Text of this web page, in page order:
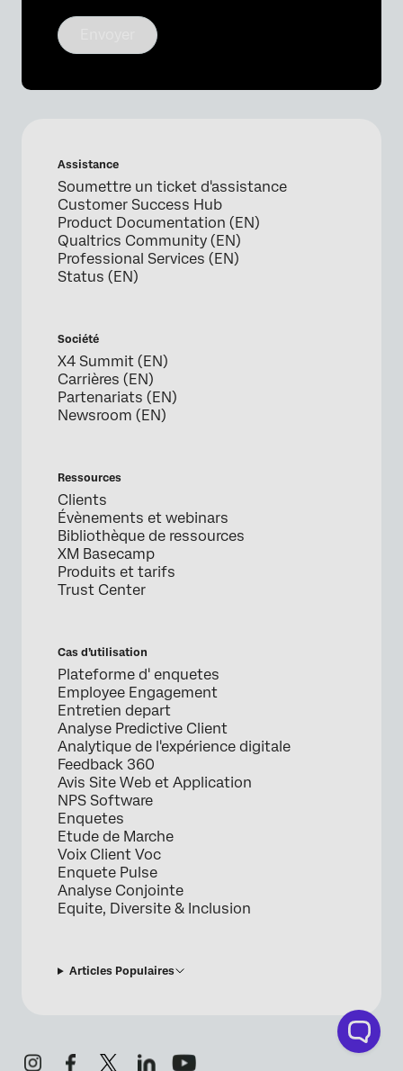
Assistance
Soumettre un ticket d'assistance
Customer Success Hub
Product Documentation (EN)
Qualtrics Community (EN)
Professional Services (EN)
Status (EN)
Société
X4 Summit (EN)
Carrières (EN)
Partenariats (EN)
Newsroom (EN)
Ressources
Clients
Évènements et webinars
Bibliothèque de ressources
XM Basecamp
Produits et tarifs
Trust Center
Cas d’utilisation
Plateforme d' enquetes
Employee Engagement
Entretien depart
Analyse Predictive Client
Analytique de l'expérience digitale
Feedback 360
Avis Site Web et Application
NPS Software
Enquetes
Etude de Marche
Voix Client Voc
Enquete Pulse
Analyse Conjointe
Equite, Diversite & Inclusion
Articles Populaires